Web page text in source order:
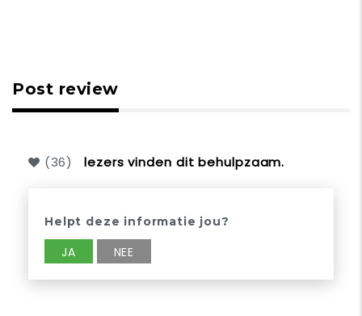
Post review
(36) lezers vinden dit behulpzaam.
Helpt deze informatie jou?
JA NEE